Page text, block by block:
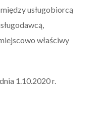
usługobiorcą
właściwy
1.10.2020 r.